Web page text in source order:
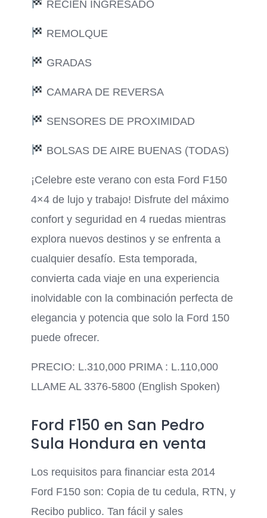
RECIEN INGRESADO
REMOLQUE
GRADAS
CAMARA DE REVERSA
SENSORES DE PROXIMIDAD
BOLSAS DE AIRE BUENAS (TODAS)
¡Celebre este verano con esta Ford F150
4×4 de lujo y trabajo! Disfrute del máximo
confort y seguridad en 4 ruedas mientras
explora nuevos destinos y se enfrenta a
cualquier desafío. Esta temporada,
convierta cada viaje en una experiencia
inolvidable con la combinación perfecta de
elegancia y potencia que solo la Ford 150
puede ofrecer.
PRECIO: L.310,000 PRIMA : L.110,000
LLAME AL 3376-5800 (English Spoken)
Ford F150 en San Pedro
Sula Hondura en venta
Los requisitos para financiar esta 2014
Ford F150 son: Copia de tu cedula, RTN, y
Recibo publico. Tan fácil y sales